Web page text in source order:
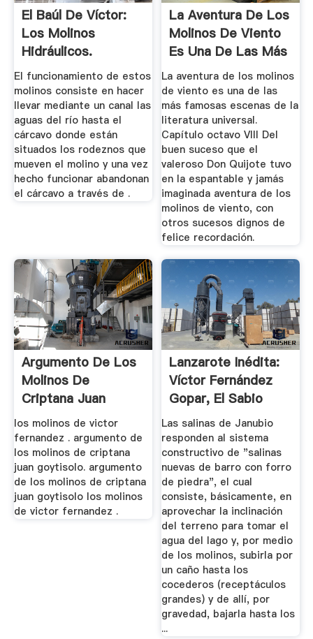
El Baúl De Víctor:
Los Molinos
Hidráulicos.
Funcionamiento
El funcionamiento de estos
molinos consiste en hacer
llevar mediante un canal las
aguas del río hasta el
cárcavo donde están
situados los rodeznos que
mueven el molino y una vez
hecho funcionar abandonan
el cárcavo a través de .
La Aventura De Los
Molinos De Viento
Es Una De Las Más
...
La aventura de los molinos
de viento es una de las
más famosas escenas de la
literatura universal.
Capítulo octavo VIII Del
buen suceso que el
valeroso Don Quijote tuvo
en la espantable y jamás
imaginada aventura de los
molinos de viento, con
otros sucesos dignos de
felice recordación.
Argumento De Los
Molinos De
Criptana Juan
Goytisolo
los molinos de victor
fernandez . argumento de
los molinos de criptana
juan goytisolo. argumento
de los molinos de criptana
juan goytisolo los molinos
de victor fernandez .
Lanzarote Inédita:
Víctor Fernández
Gopar, El Sabio
Salinero
Las salinas de Janubio
responden al sistema
constructivo de "salinas
nuevas de barro con forro
de piedra", el cual
consiste, básicamente, en
aprovechar la inclinación
del terreno para tomar el
agua del lago y, por medio
de los molinos, subirla por
un caño hasta los
cocederos (receptáculos
grandes) y de allí, por
gravedad, bajarla hasta los
...